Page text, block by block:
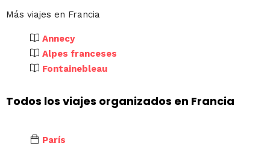
Más viajes en Francia
Annecy
Alpes franceses
Fontainebleau
Todos los viajes organizados en Francia
París